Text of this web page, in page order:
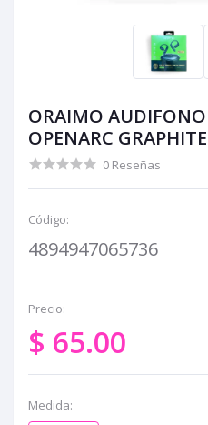
ORAIMO
OPENARC
0 Reseñas
Código:
4894947065736
Precio:
$ 65.00
Medida: